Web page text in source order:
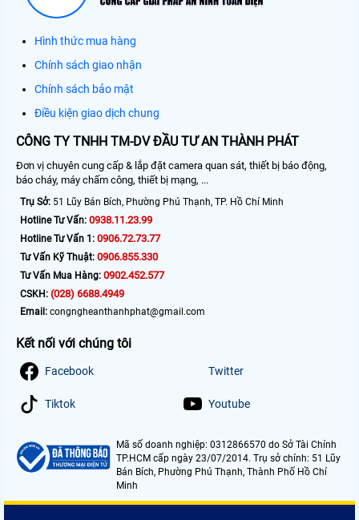
Hình thức mua hàng
Chính sách giao nhận
Chính sách bảo mật
Điều kiện giao dịch chung
CÔNG TY TNHH TM-DV ĐẦU TƯ AN THÀNH PHÁT
Đơn vị chuyên cung cấp & lắp đặt camera quan sát, thiết bị báo động,
báo cháy, máy chấm công, thiết bị mạng, ...
Trụ Sở: 51 Lũy Bán Bích, Phường Phú Thạnh, TP. Hồ Chí Minh
Hotline Tư Vấn: 0938.11.23.99
Hotline Tư Vấn 1: 0906.72.73.77
Tư Vấn Kỹ Thuật: 0906.855.330
Tư Vấn Mua Hàng: 0902.452.577
CSKH: (028) 6688.4949
Email: congngheanthanhphat@gmail.com
Kết nối với chúng tôi
Facebook Twitter
Tiktok Youtube
Mã số doanh nghiệp: 0312866570 do Sở Tài Chính
TP.HCM cấp ngày 23/07/2014. Trụ sở chính: 51 Lũy
Bán Bích, Phường Phú Thạnh, Thành Phố Hồ Chí
Minh